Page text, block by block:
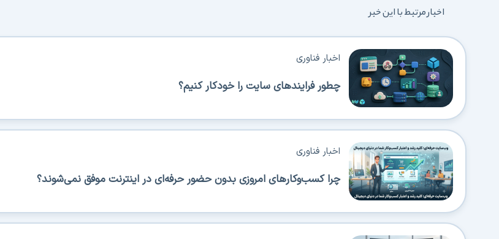
اخبار مرتبط با این خبر
چطور فرایندهای سایت را خودکار کنیم؟
اخبار فناوری
چرا کسب‌وکارهای امروزی بدون حضور حرفه‌ای در اینترنت موفق نمی‌شوند؟
اخبار فناوری